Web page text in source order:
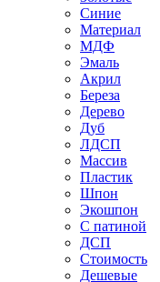
Синие
Материал
МДФ
Эмаль
Акрил
Береза
Дерево
Дуб
ЛДСП
Массив
Пластик
Шпон
Экошпон
С патиной
ДСП
Стоимость
Дешевые